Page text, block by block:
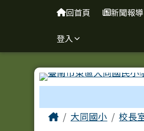
臺南市東區大
回首頁 新聞報導
登入
主內容區域
Home大同國小 校長
頁尾區域